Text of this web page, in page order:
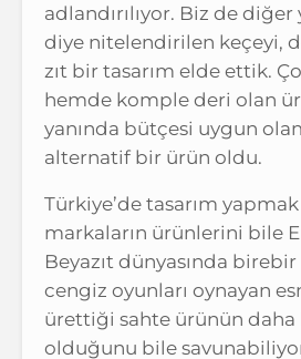
adlandırılıyor. Biz de
diye nitelendirilen keçeyi,
zıt bir tasarım elde ettik.
hemde komple deri olan
yanında bütçesi uygun
alternatif bir ürün oldu.
Türkiye’de tasarım
markaların ürünlerini bile
Beyazıt dünyasında
cengiz oyunları oynayan
ürettiği sahte ürünün daha
olduğunu bile